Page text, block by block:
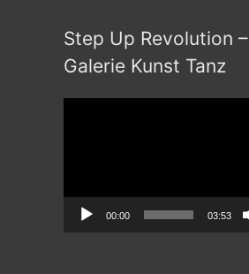
Step Up Revolution –
Galerie Kunst Tanz
00:00 03:53